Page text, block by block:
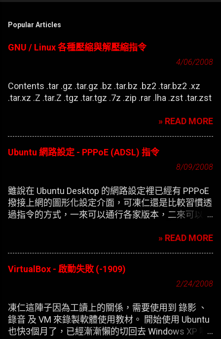
Popular Articles
GNU / Linux 各種壓縮與解壓縮指令
4/06/2008
Contents .tar .gz .tar.gz .bz .tar.bz .bz2 .tar.bz2 .xz
.tar.xz .Z .tar.Z .tgz .tar.tgz .7z .zip .rar .lha .zst .tar.zst
» READ MORE
Ubuntu 網路設定 - PPPoE (ADSL) 指令
8/09/2008
雖說在 Ubuntu Desktop 的網路設定裡已經有 PPPoE
撥接上網的圖形化設定介面，可凍仁還是比較習慣透
過指令的方式，一來可以通行各家版本，二來可以在
» READ MORE
VirtualBox - 啟動失敗 (-1909)
2/24/2008
凍仁這陣子因為工讀上的關係，需要使用到 錄影 、
錄音 及 VM 來錄製軟體使用教材。 開始使用 Ubuntu
也快3個月了，已經漸漸懶的切回去 Windows XP 啊